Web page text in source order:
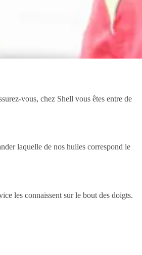
vous, chez Shell vous êtes entre de
laquelle de nos huiles correspond le
les connaissent sur le bout des doigts.